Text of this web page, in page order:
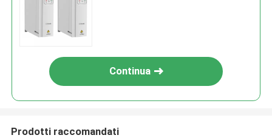
Continua
Prodotti raccomandati